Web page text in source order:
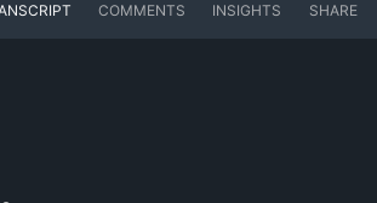
COMMENTS INSIGHTS SHARE